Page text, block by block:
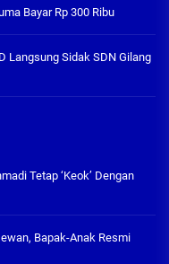
Bayar Rp 300 Ribu
Langsung Sidak SDN Gilang
Tetap ‘Keok’ Dengan
Bapak-Anak Resmi